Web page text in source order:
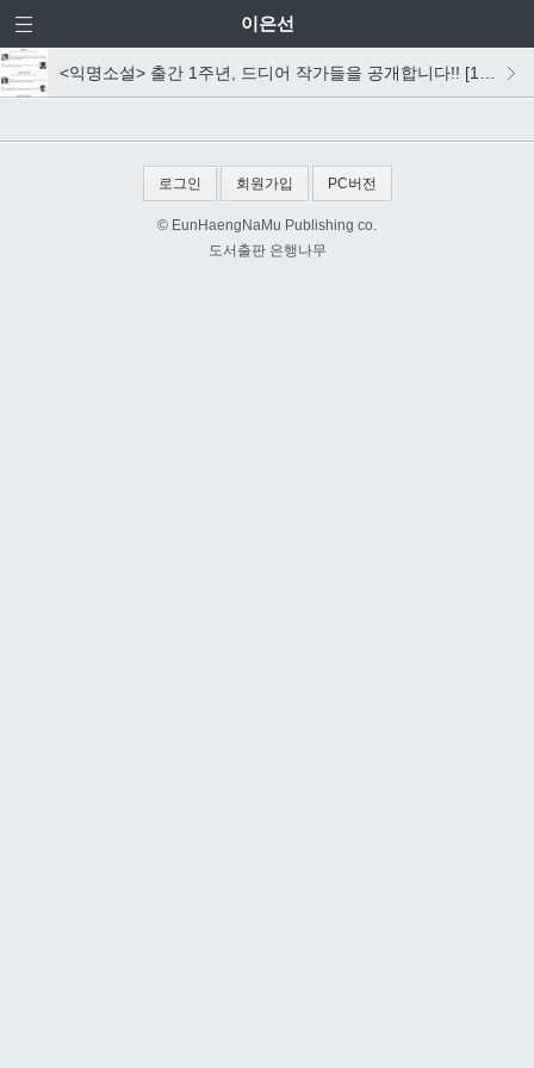
이은선
<익명소설> 출간 1주년, 드디어 작가들을 공개합니다!! [1탄]
로그인 회원가입 PC버전
© EunHaengNaMu Publishing co.
도서출판 은행나무